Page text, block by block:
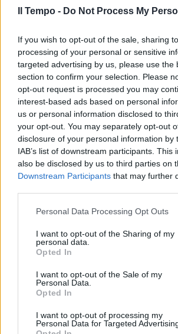
Il Tempo - Do Not Process My
If you wish to opt-out of the sale, sharing
processing of your personal or sensitive
targeted advertising by us, please use the
section to confirm your selection. Please
opt-out request is processed you may
interest-based ads based on personal
us or personal information disclosed to
your opt-out. You may separately opt-out
disclosure of your personal information by
IAB’s list of downstream participants. This
also be disclosed by us to third parties on
Downstream Participants that may further
Personal Data Processing Opt Outs
I want to opt-out of the Sharing of my
personal data.
Opted In
I want to opt-out of the Sale of my
Personal Data.
Opted In
I want to opt-out of processing my
Personal Data for Targeted